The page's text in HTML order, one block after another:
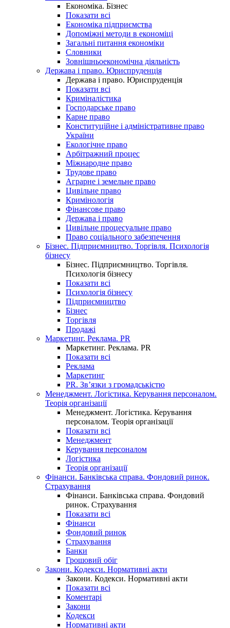
Економіка. Бізнес
Показати всі
Економіка підприємства
Допоміжні методи в економіці
Загальні питання економіки
Словники
Зовнішньоекономічна діяльність
Держава і право. Юриспруденція
Держава і право. Юриспруденція
Показати всі
Криміналістика
Господарське право
Карне право
Конституційне і адміністративне право
України
Екологічне право
Арбітражний процес
Міжнародне право
Трудове право
Аграрне і земельне право
Цивільне право
Кримінологія
Фінансове право
Держава і право
Цивільне процесуальне право
Право соціального забезпечення
Бізнес. Підприємництво. Торгівля. Психологія
бізнесу
Бізнес. Підприємництво. Торгівля.
Психологія бізнесу
Показати всі
Психологія бізнесу
Підприємництво
Бізнес
Торгівля
Продажі
Маркетинг. Реклама. PR
Маркетинг. Реклама. PR
Показати всі
Реклама
Маркетинг
PR. Зв’язки з громадськістю
Менеджмент. Логістика. Керування персоналом.
Теорія організації
Менеджмент. Логістика. Керування
персоналом. Теорія організації
Показати всі
Менеджмент
Керування персоналом
Логістика
Теорія організації
Фінанси. Банківська справа. Фондовий ринок.
Страхування
Фінанси. Банківська справа. Фондовий
ринок. Страхування
Показати всі
Фінанси
Фондовий ринок
Страхування
Банки
Грошовий обіг
Закони. Кодекси. Нормативні акти
Закони. Кодекси. Нормативні акти
Показати всі
Коментарі
Закони
Кодекси
Нормативні акти